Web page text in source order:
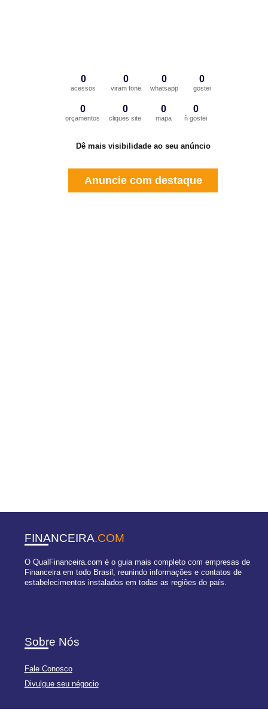
0
acessos
0
viram fone
0
whatsapp
0
gostei
0
orçamentos
0
cliques site
0
mapa
0
ñ gostei
Dê mais visibilidade ao seu anúncio
Anuncie com destaque
FINANCEIRA.COM
O QualFinanceira.com é o guia mais completo com empresas de
Financeira em todo Brasil, reunindo informações e contatos de
estabelecimentos instalados em todas as regiões do país.
Sobre Nós
Fale Conosco
Divulgue seu négocio